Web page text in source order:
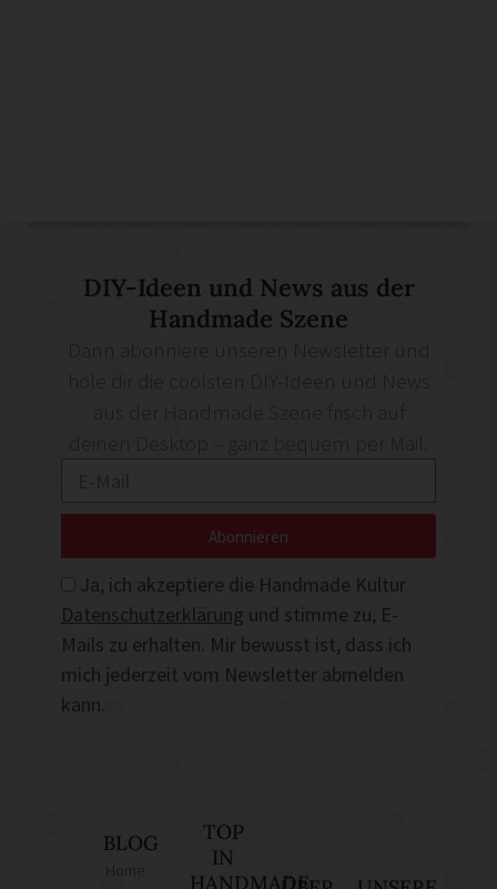
DIY-Ideen und News aus der
Handmade Szene
deinen Desktop – ganz bequem per Mail.
Ja, ich akzeptiere die Handmade Kultur
Datenschutzerklärung und stimme zu, E-
Mails zu erhalten. Mir bewusst ist, dass ich
mich jederzeit vom Newsletter abmelden
kann.
Abonnieren
BLOG
TOP
IN
HANDMADE